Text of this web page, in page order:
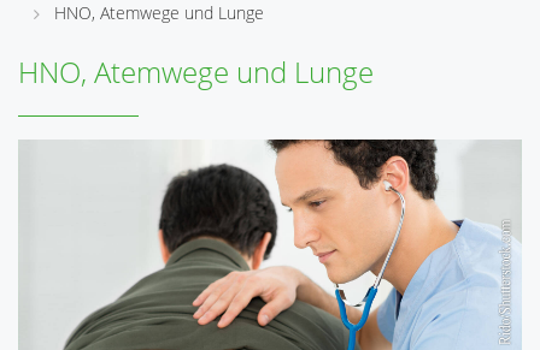
HNO, Atemwege und Lunge
HNO, Atemwege und Lunge